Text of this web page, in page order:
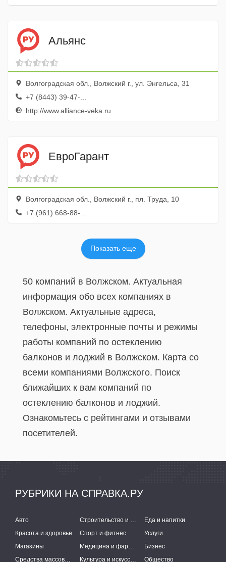
Альянс
Волгоградская обл., Волжский г., ул. Энгельса, 31
+7 (8443) 39-47-...
http://www.alliance-veka.ru
ЕвроГарант
Волгоградская обл., Волжский г., пл. Труда, 10
+7 (961) 668-88-...
Показать еще
50 компаний в Волжском. Актуальная
информация обо всех компаниях в
Волжском. Актуальные адреса,
телефоны, электронные почты и режимы
работы компаний по остеклению
балконов и лоджий в Волжском. Карта со
всеми компаниями Волжского. Поиск
ближайших к вам компаний по
остеклению балконов и лоджий.
Ознакомьтесь с рейтингами и отзывами
посетителей.
РУБРИКИ НА СПРАВКА.РУ
Авто Строительство и ремонт
Еда и напитки
Красота и здоровье
Спорт и фитнес
Услуги
Магазины
Медицина и фармацевтика
Бизнес
Средства массовой информации
Культура и искусство Общество